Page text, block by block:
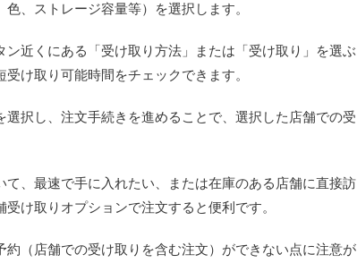
、ストレージ容量等）を選択します。
近くにある「受け取り方法」または「受け取り」を選ぶ
け取り可能時間をチェックできます。
択し、注文手続きを進めることで、選択した店舗での受
、最速で手に入れたい、または在庫のある店舗に直接訪
け取りオプションで注文すると便利です。
約（店舗での受け取りを含む注文）ができない点に注意が